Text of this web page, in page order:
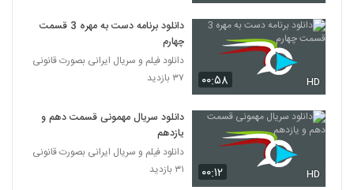
۰۰:۵۸ HD
دانلود برنامه دست به مهره 3 قسمت
چهارم
دانلود فیلم و سریال ایرانی بصورت قانونی
۳۷ بازدید
۰۰:۱۲ HD
دانلود سریال مهمونی قسمت دهم و
یازدهم
دانلود فیلم و سریال ایرانی بصورت قانونی
۳۱ بازدید